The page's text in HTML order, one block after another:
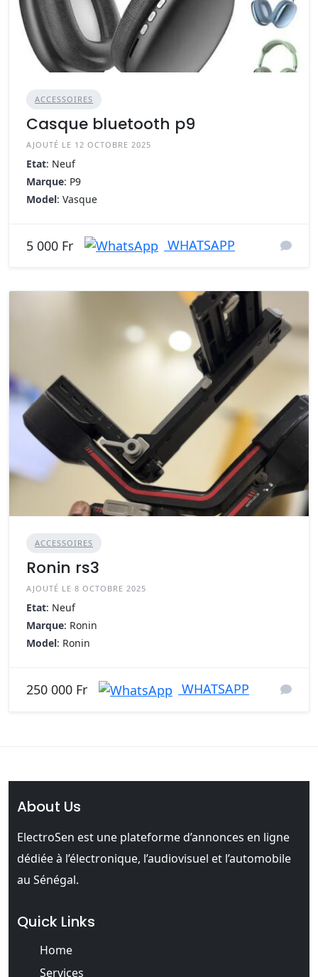
ACCESSOIRES
Casque bluetooth p9
AJOUTÉ LE 12 OCTOBRE 2025
Etat: Neuf
Marque: P9
Model: Vasque
5 000 Fr WHATSAPP
ACCESSOIRES
Ronin rs3
AJOUTÉ LE 8 OCTOBRE 2025
Etat: Neuf
Marque: Ronin
Model: Ronin
250 000 Fr WHATSAPP
About Us
ElectroSen est une plateforme d’annonces en ligne
dédiée à l’électronique, l’audiovisuel et l’automobile
au Sénégal.
Quick Links
Home
Services